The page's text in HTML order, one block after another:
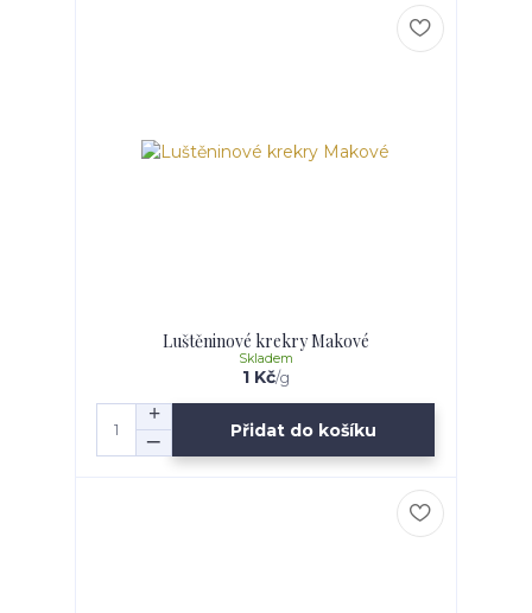
Luštěninové krekry Makové
1 Kč/g
Skladem
Přidat do košíku